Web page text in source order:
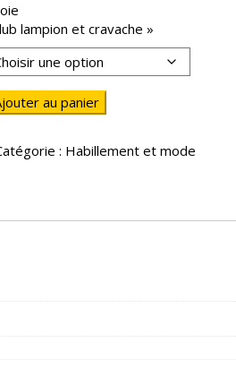
lampion et cravache »
au panier
: Habillement et mode